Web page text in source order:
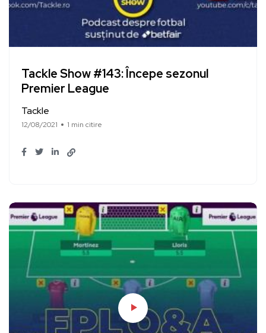
Tackle Show #143: Începe sezonul
Premier League
Tackle
12/08/2021 1 min citire